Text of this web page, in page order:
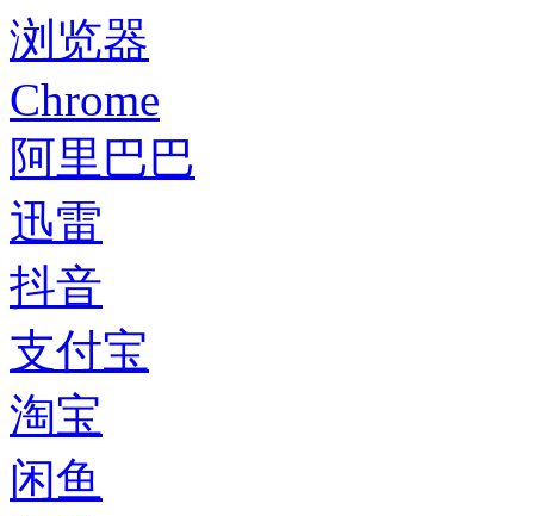
浏览器
Chrome
阿里巴巴
迅雷
抖音
支付宝
淘宝
闲鱼